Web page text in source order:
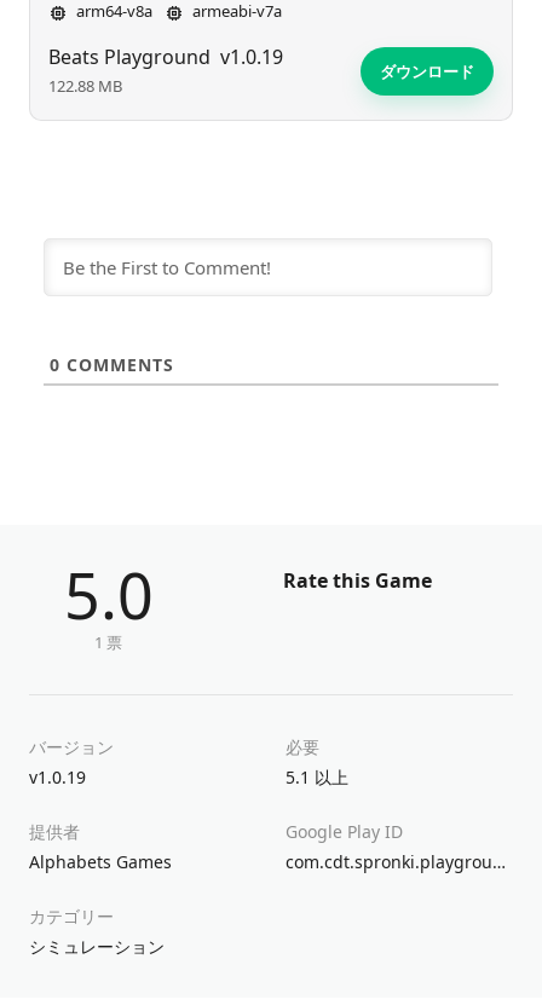
arm64-v8a armeabi-v7a
Beats Playground v1.0.19
122.88 MB
ダウンロード
0 COMMENTS
5.0
1 票
Rate this Game
バージョン
v1.0.19
必要
5.1 以上
提供者
Alphabets Games
Google Play ID
com.cdt.spronki.playground
カテゴリー
シミュレーション